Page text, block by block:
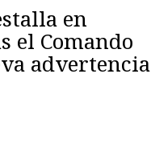
en
el Comando
advertencia